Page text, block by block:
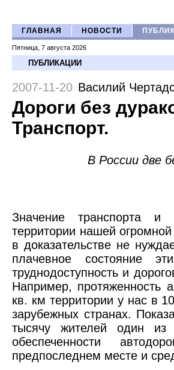
ГЛАВНАЯ НОВОСТИ
Пятница, 7 августа 2026
ПУБЛИКАЦИИ
2007-11-20 Василий
Дороги без
Транспорт.
В России две
Значение транспорта и
территории нашей
в доказательстве не
плачевное состояние
труднодоступность и
Например, протяженность
кв. км территории у нас в
зарубежных странах.
тысячу жителей один
обеспеченности
предпоследнем месте и